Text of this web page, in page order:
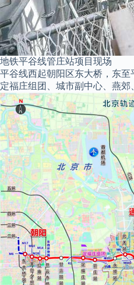
地铁平谷线管庄站项目现场
平谷线西起朝阳区东大桥，东至
定福庄组团、城市副中心、燕郊